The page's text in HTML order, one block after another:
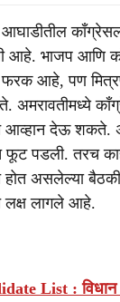
आहे. भाजप आणि
फरक आहे, पण
अमरावतीमध्ये
आव्हान देऊ शकते.
फूट पडली. तरच
होत असलेल्या
लक्ष लागले आहे.
List : विधान